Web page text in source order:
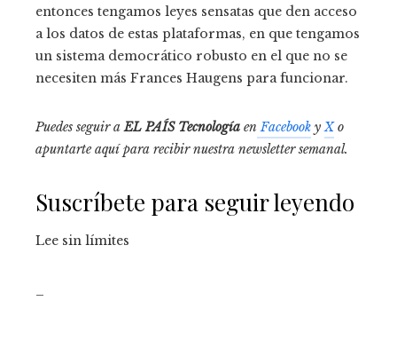
entonces tengamos leyes sensatas que den acceso
a los datos de estas plataformas, en que tengamos
un sistema democrático robusto en el que no se
necesiten más Frances Haugens para funcionar.
Puedes seguir aEL PAÍS Tecnología en Facebook yXo
apuntarte aquí para recibir nuestra newsletter semanal.
Suscríbete para seguir leyendo
Lee sin límites